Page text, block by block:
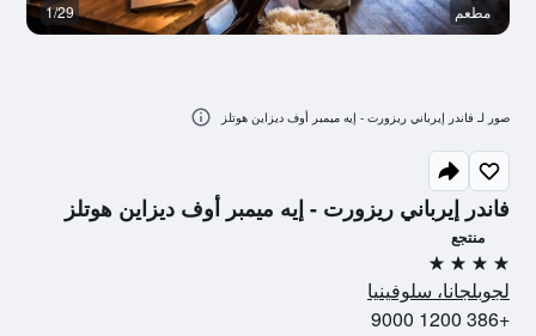
فاندر إيرباني ريزورت - إيه ميمبر أوف ديزاين هوتلز
منتجع
4 نجوم
لجوبلجانا، سلوفينيا
+386 1200 9000
مطعم 1/29
صور لـ فاندر إيرباني ريزورت - إيه ميمبر أوف ديزاين هوتلز